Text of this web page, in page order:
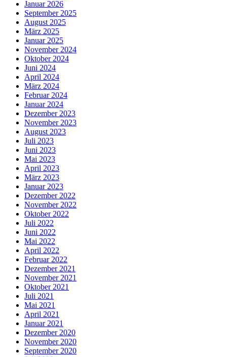
Januar 2026
September 2025
August 2025
März 2025
Januar 2025
November 2024
Oktober 2024
Juni 2024
April 2024
März 2024
Februar 2024
Januar 2024
Dezember 2023
November 2023
August 2023
Juli 2023
Juni 2023
Mai 2023
April 2023
März 2023
Januar 2023
Dezember 2022
November 2022
Oktober 2022
Juli 2022
Juni 2022
Mai 2022
April 2022
Februar 2022
Dezember 2021
November 2021
Oktober 2021
Juli 2021
Mai 2021
April 2021
Januar 2021
Dezember 2020
November 2020
September 2020